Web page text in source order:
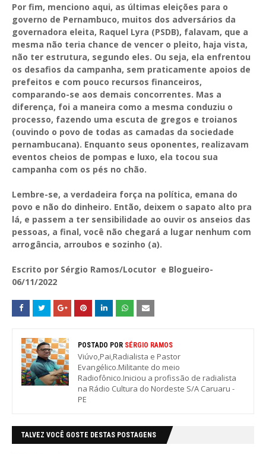
Por fim, menciono aqui, as últimas eleições para o
governo de Pernambuco, muitos dos adversários da
governadora eleita, Raquel Lyra (PSDB), falavam, que a
mesma não teria chance de vencer o pleito, haja vista,
não ter estrutura, segundo eles. Ou seja, ela enfrentou
os desafios da campanha, sem praticamente apoios de
prefeitos e com pouco recursos financeiros,
comparando-se aos demais concorrentes. Mas a
diferença, foi a maneira como a mesma conduziu o
processo, fazendo uma escuta de gregos e troianos
(ouvindo o povo de todas as camadas da sociedade
pernambucana). Enquanto seus oponentes, realizavam
eventos cheios de pompas e luxo, ela tocou sua
campanha com os pés no chão.
Lembre-se, a verdadeira força na política, emana do
povo e não do dinheiro. Então, deixem o sapato alto pra
lá, e passem a ter sensibilidade ao ouvir os anseios das
pessoas, a final, você não chegará a lugar nenhum com
arrogância, arroubos e sozinho (a).
Escrito por Sérgio Ramos/Locutor e Blogueiro-
06/11/2022
POSTADO POR SÉRGIO RAMOS
Viúvo,Pai,Radialista e Pastor
Evangélico.Militante do meio
Radiofônico.Iniciou a profissão de radialista
na Rádio Cultura do Nordeste S/A Caruaru -
PE
TALVEZ VOCÊ GOSTE DESTAS POSTAGENS